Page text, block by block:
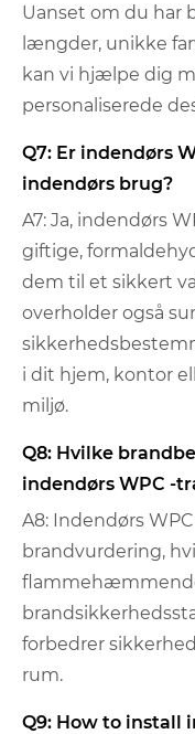
Uanset om du har
længder, unikke
kan vi hjælpe dig
personaliserede
Q7: Er indendørs
indendørs brug?
A7: Ja, indendørs
giftige,
dem til et sikkert
overholder også
i dit hjem, kontor
miljø.
Q8: Hvilke
indendørs WPC -
A8: Indendørs
brandvurdering,
forbedrer
rum.
Q9: How to install